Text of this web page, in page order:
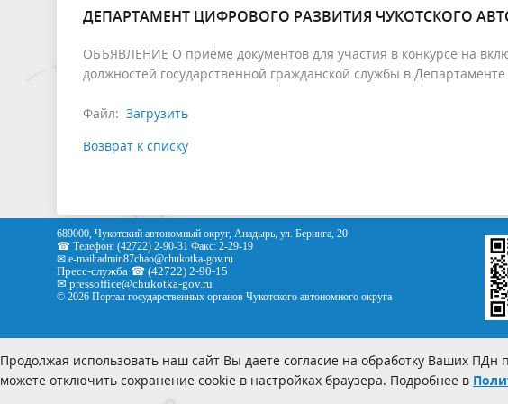
ДЕПАРТАМЕНТ ЦИФРОВОГО РАЗВИТИЯ ЧУКОТСКОГО
ОБЪЯВЛЕНИЕ О приёме документов для участия в конкурсе на
должностей государственной гражданской службы в
Файл: Загрузить
Возврат к списку
689000, Чукотский автономный округ, Анадырь, ул. Беринга, 20
☎ Телефон: (42722) 2-90-31 Факс: 2-29-19
✉ e-mail:admin87chao@chukotka-gov.ru
Пресс-служба ☎ (42722) 2-90-15
✉ pressoffice@chukotka-gov.ru
© 2026 Портал государственных органов Чукотского автономного округа
Продолжая использовать наш сайт Вы даете согласие на обработку Ваших
можете отключить сохранение cookie в настройках браузера. Подробнее в